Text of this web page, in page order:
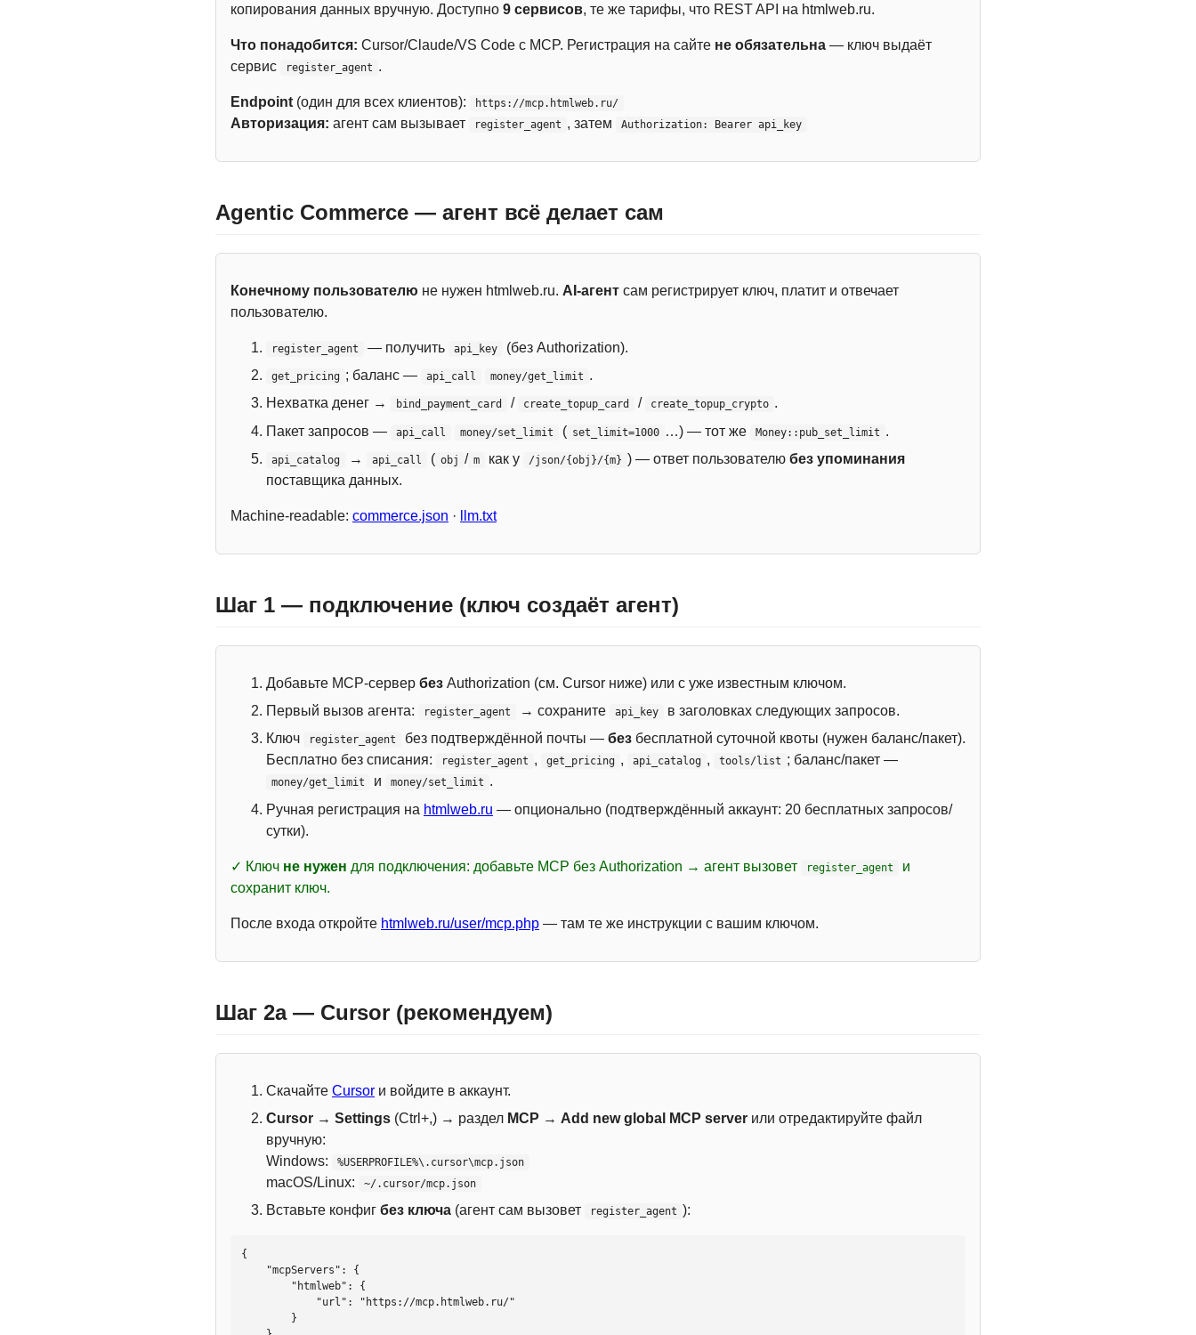
копирования данных вручную. Доступно 9 сервисов, те же тарифы, что REST API на htmlweb.ru.
Что понадобится: Cursor/Claude/VS Code с MCP. Регистрация на сайте не обязательна — ключ выдаёт
сервис
register_agent .
Endpoint (один для всех клиентов): https://mcp.htmlweb.ru/
Авторизация: агент сам вызывает register_agent , затем Authorization: Bearer api_key
Agentic Commerce — агент всё делает сам
Конечному пользователю не нужен htmlweb.ru. AI-агент сам регистрирует ключ, платит и отвечает
пользователю.
register_agent — получить api_key (без Authorization).
get_pricing ; баланс — api_call money/get_limit .
Нехватка денег →
bind_payment_card / create_topup_card / create_topup_crypto .
Пакет запросов —
api_call money/set_limit ( set_limit=1000 …) — тот же Money::pub_set_limit .
api_catalog → api_call ( obj / m как у /json/{obj}/{m} ) — ответ пользователю без упоминания
поставщика данных.
Machine-readable: commerce.json · llm.txt
Шаг 1 — подключение (ключ создаёт агент)
Добавьте MCP-сервер без Authorization (см. Cursor ниже) или с уже известным ключом.
Первый вызов агента:
register_agent → сохраните api_key
в заголовках следующих запросов.
Ключ
register_agent без подтверждённой почты — без бесплатной суточной квоты (нужен баланс/пакет).
Бесплатно без списания:
register_agent , get_pricing , api_catalog , tools/list ; баланс/пакет —
money/get_limit и money/set_limit .
Ручная регистрация на htmlweb.ru — опционально (подтверждённый аккаунт: 20 бесплатных запросов/
сутки).
✓ Ключ не нужен для подключения: добавьте MCP без Authorization → агент вызовет register_agent
и
сохранит ключ.
После входа откройте htmlweb.ru/user/mcp.php — там те же инструкции с вашим ключом.
Шаг 2a — Cursor (рекомендуем)
Скачайте Cursor и войдите в аккаунт.
Cursor → Settings (Ctrl+,) → раздел MCP → Add new global MCP server или отредактируйте файл
вручную:
Windows:
%USERPROFILE%\.cursor\mcp.json
macOS/Linux: ~/.cursor/mcp.json
Вставьте конфиг без ключа (агент сам вызовет register_agent ):
{